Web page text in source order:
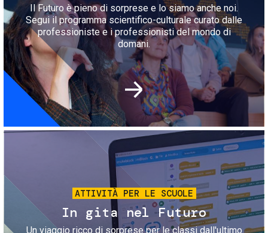
Il Futuro è pieno di sorprese e lo siamo anche noi.
Segui il programma scientifico-culturale curato dalle
professioniste e i professionisti del mondo di
domani.
Immagine
ATTIVITÀ PER LE SCUOLE
In gita nel Futuro
Un viaggio ricco di sorprese per le classi dall'ultimo